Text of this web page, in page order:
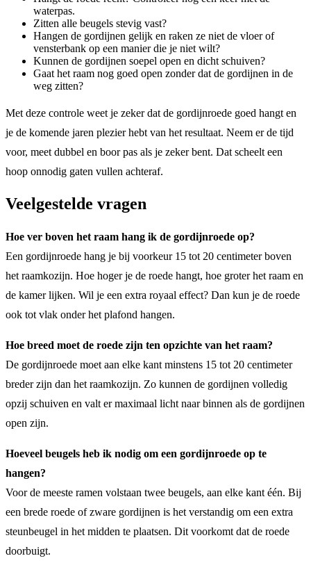
waterpas.
Zitten alle beugels stevig vast?
Hangen de gordijnen gelijk en raken ze niet de vloer of
vensterbank op een manier die je niet wilt?
Kunnen de gordijnen soepel open en dicht schuiven?
Gaat het raam nog goed open zonder dat de gordijnen in de
weg zitten?
Met deze controle weet je zeker dat de gordijnroede goed hangt en
je de komende jaren plezier hebt van het resultaat. Neem er de tijd
voor, meet dubbel en boor pas als je zeker bent. Dat scheelt een
hoop onnodig gaten vullen achteraf.
Veelgestelde vragen
Hoe ver boven het raam hang ik de gordijnroede op?
Een gordijnroede hang je bij voorkeur 15 tot 20 centimeter boven
het raamkozijn. Hoe hoger je de roede hangt, hoe groter het raam en
de kamer lijken. Wil je een extra royaal effect? Dan kun je de roede
ook tot vlak onder het plafond hangen.
Hoe breed moet de roede zijn ten opzichte van het raam?
De gordijnroede moet aan elke kant minstens 15 tot 20 centimeter
breder zijn dan het raamkozijn. Zo kunnen de gordijnen volledig
opzij schuiven en valt er maximaal licht naar binnen als de gordijnen
open zijn.
Hoeveel beugels heb ik nodig om een gordijnroede op te
hangen?
Voor de meeste ramen volstaan twee beugels, aan elke kant één. Bij
een brede roede of zware gordijnen is het verstandig om een extra
steunbeugel in het midden te plaatsen. Dit voorkomt dat de roede
doorbuigt.